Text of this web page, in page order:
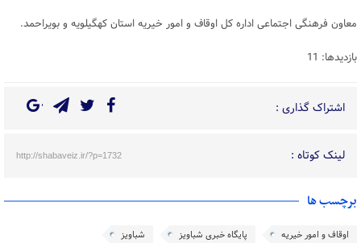
معاون فرهنگی اجتماعی اداره کل اوقاف و امور خیریه استان کهگیلویه و بویراحمد.
بازدیدها: 11
اشتراک گذاری :
لینک کوتاه : http://shabaveiz.ir/?p=1732
برچسب ها
اوقاف و امور خیریه پایگاه خبری شباویز
شباویز